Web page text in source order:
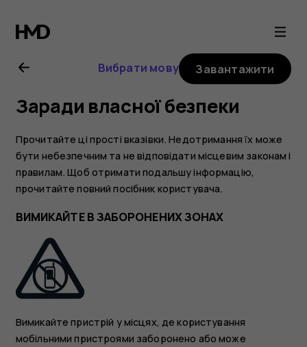
Посібник
користувача
Nokia
G21
Вибрати мову Завантажити
Заради власної безпеки
Прочитайте ці прості вказівки. Недотримання їх може
бути небезпечним та не відповідати місцевим законам і
правилам. Щоб отримати подальшу інформацію,
прочитайте повний посібник користувача.
ВИМИКАЙТЕ В ЗАБОРОНЕНИХ ЗОНАХ
Вимикайте пристрій у місцях, де користування
мобільними пристроями заборонено або може